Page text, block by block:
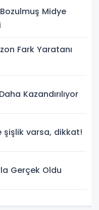
Midye
Fark Yaratanı
Kazandırılıyor
şişlik varsa, dikkat!
Gerçek Oldu